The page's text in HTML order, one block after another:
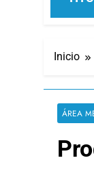
Inicio
ÁREA